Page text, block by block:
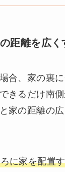
距離を広く
合、家の裏
きるだけ南
家の距離の
に家を配置